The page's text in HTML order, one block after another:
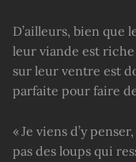
D’ailleurs, bien que
leur viande est
sur leur ventre est
parfaite pour faire
« Je viens d’y
pas des loups qui